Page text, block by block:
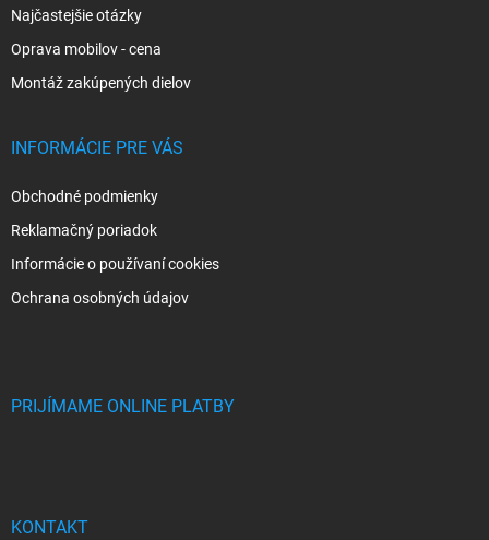
Najčastejšie otázky
Oprava mobilov - cena
Montáž zakúpených dielov
INFORMÁCIE PRE VÁS
Obchodné podmienky
Reklamačný poriadok
Informácie o používaní cookies
Ochrana osobných údajov
PRIJÍMAME ONLINE PLATBY
KONTAKT